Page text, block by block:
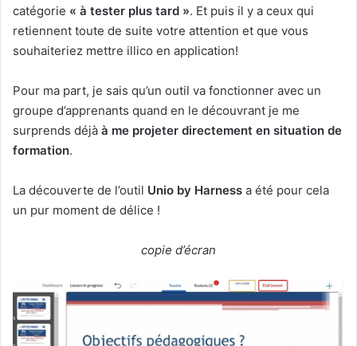
catégorie « à tester plus tard ». Et puis il y a ceux qui
retiennent toute de suite votre attention et que vous
souhaiteriez mettre illico en application!
Pour ma part, je sais qu’un outil va fonctionner avec un
groupe d’apprenants quand en le découvrant je me
surprends déjà à me projeter directement en situation de
formation.
La découverte de l’outil Unio by Harness a été pour cela
un pur moment de délice !
copie d’écran